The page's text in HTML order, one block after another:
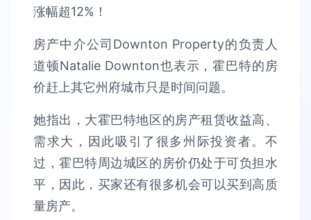
房产中介公司Downton Property的负责人
道顿Natalie Downton也表示，霍巴特的房
价赶上其它州府城市只是时间问题。
她指出，大霍巴特地区的房产租赁收益高、
需求大，因此吸引了很多州际投资者。不
过，霍巴特周边城区的房价仍处于可负担水
平，因此，买家还有很多机会可以买到高质
量房产。